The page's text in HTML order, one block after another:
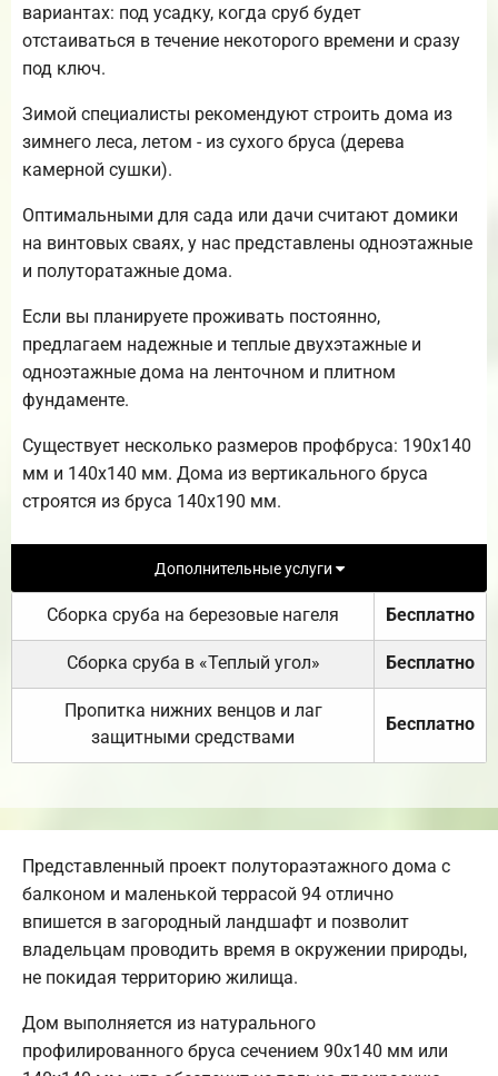
вариантах: под усадку, когда сруб будет
отстаиваться в течение некоторого времени и сразу
под ключ.
Зимой специалисты рекомендуют строить дома из
зимнего леса, летом - из сухого бруса (дерева
камерной сушки).
Оптимальными для сада или дачи считают домики
на винтовых сваях, у нас представлены одноэтажные
и полуторатажные дома.
Если вы планируете проживать постоянно,
предлагаем надежные и теплые двухэтажные и
одноэтажные дома на ленточном и плитном
фундаменте.
Существует несколько размеров профбруса: 190х140
мм и 140х140 мм. Дома из вертикального бруса
строятся из бруса 140х190 мм.
Дополнительные услуги
Сборка сруба на березовые нагеля Бесплатно
Сборка сруба в «Теплый угол» Бесплатно
Пропитка нижних венцов и лаг
защитными средствами
Бесплатно
Представленный проект полутораэтажного дома с
балконом и маленькой террасой 94 отлично
впишется в загородный ландшафт и позволит
владельцам проводить время в окружении природы,
не покидая территорию жилища.
Дом выполняется из натурального
профилированного бруса сечением 90х140 мм или